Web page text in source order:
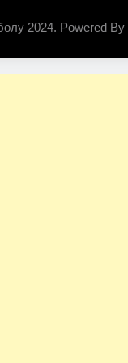
2024. Powered By